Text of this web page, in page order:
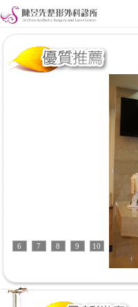
6 7 8 9 10